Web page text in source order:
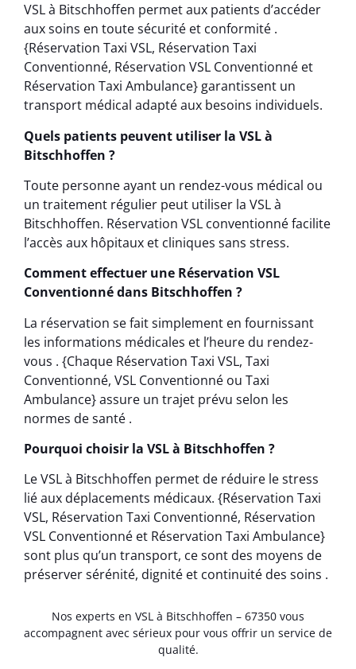
VSL à Bitschhoffen permet aux patients d’accéder
aux soins en toute sécurité et conformité .
{Réservation Taxi VSL, Réservation Taxi
Conventionné, Réservation VSL Conventionné et
Réservation Taxi Ambulance} garantissent un
transport médical adapté aux besoins individuels.
Quels patients peuvent utiliser la VSL à
Bitschhoffen ?
Toute personne ayant un rendez-vous médical ou
un traitement régulier peut utiliser la VSL à
Bitschhoffen. Réservation VSL conventionné facilite
l’accès aux hôpitaux et cliniques sans stress.
Comment effectuer une Réservation VSL
Conventionné dans Bitschhoffen ?
La réservation se fait simplement en fournissant
les informations médicales et l’heure du rendez-
vous . {Chaque Réservation Taxi VSL, Taxi
Conventionné, VSL Conventionné ou Taxi
Ambulance} assure un trajet prévu selon les
normes de santé .
Pourquoi choisir la VSL à Bitschhoffen ?
Le VSL à Bitschhoffen permet de réduire le stress
lié aux déplacements médicaux. {Réservation Taxi
VSL, Réservation Taxi Conventionné, Réservation
VSL Conventionné et Réservation Taxi Ambulance}
sont plus qu’un transport, ce sont des moyens de
préserver sérénité, dignité et continuité des soins .
Nos experts en VSL à Bitschhoffen – 67350 vous
accompagnent avec sérieux pour vous offrir un service de
qualité.